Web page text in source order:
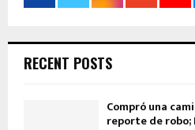
RECENT POSTS
Compró una
reporte de robo;